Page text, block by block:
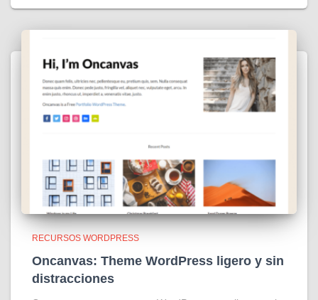
RECURSOS WORDPRESS
Oncanvas: Theme WordPress ligero y sin
distracciones